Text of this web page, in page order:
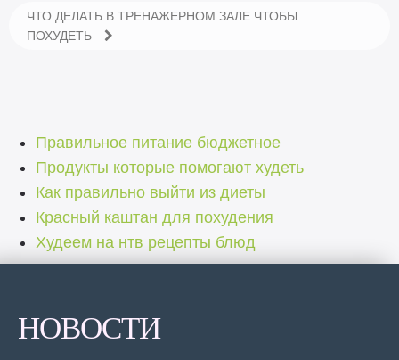
ЧТО ДЕЛАТЬ В ТРЕНАЖЕРНОМ ЗАЛЕ ЧТОБЫ
ПОХУДЕТЬ
Правильное питание бюджетное
Продукты которые помогают худеть
Как правильно выйти из диеты
Красный каштан для похудения
Худеем на нтв рецепты блюд
НОВОСТИ